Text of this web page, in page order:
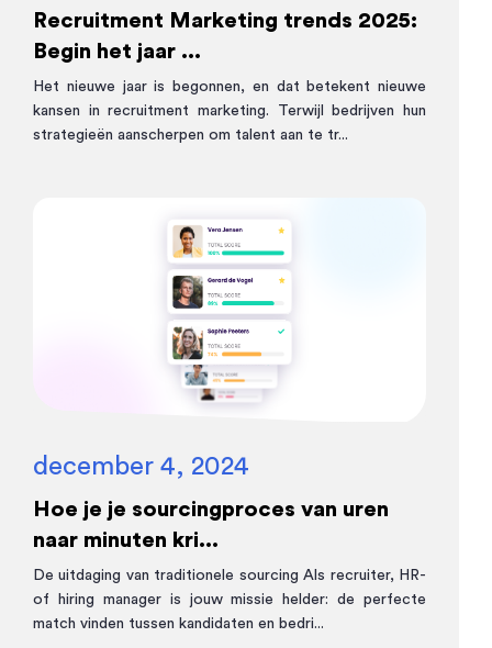
Recruitment Marketing trends 2025:
Begin het jaar ...
Het nieuwe jaar is begonnen, en dat betekent nieuwe
kansen in recruitment marketing. Terwijl bedrijven hun
strategieën aanscherpen om talent aan te tr...
december 4, 2024
Hoe je je sourcingproces van uren
naar minuten kri...
De uitdaging van traditionele sourcing Als recruiter, HR-
of hiring manager is jouw missie helder: de perfecte
match vinden tussen kandidaten en bedri...